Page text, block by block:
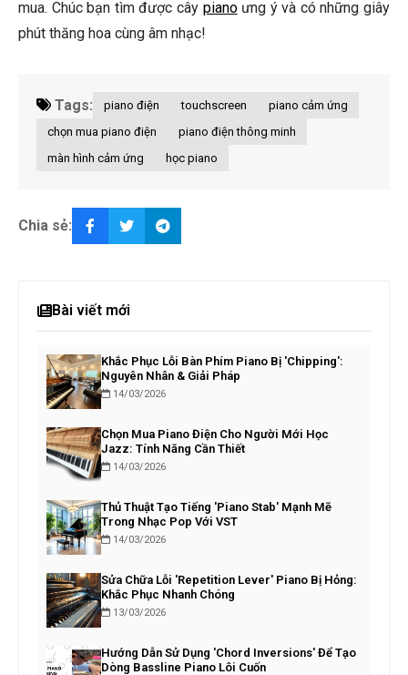
mua. Chúc bạn tìm được cây pianoưng ý và có những giây
phút thăng hoa cùng âm nhạc!
Tags: piano điện touchscreen
piano cảm ứng
chọn mua piano điện
piano điện thông minh
màn hình cảm ứng
học piano
Chia sẻ:
Bài viết mới
Khắc Phục Lỗi Bàn Phím Piano Bị 'Chipping':
Nguyên Nhân & Giải Pháp
14/03/2026
Chọn Mua Piano Điện Cho Người Mới Học
Jazz: Tính Năng Cần Thiết
14/03/2026
Thủ Thuật Tạo Tiếng 'Piano Stab' Mạnh Mẽ
Trong Nhạc Pop Với VST
14/03/2026
Sửa Chữa Lỗi 'Repetition Lever' Piano Bị Hỏng:
Khắc Phục Nhanh Chóng
13/03/2026
Hướng Dẫn Sử Dụng 'Chord Inversions' Để Tạo
Dòng Bassline Piano Lôi Cuốn